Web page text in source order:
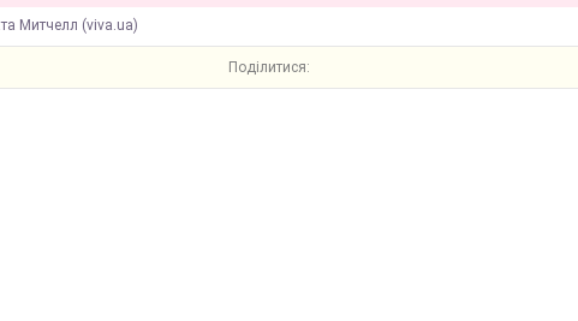
Митчелл (viva.ua)
Поділитися: